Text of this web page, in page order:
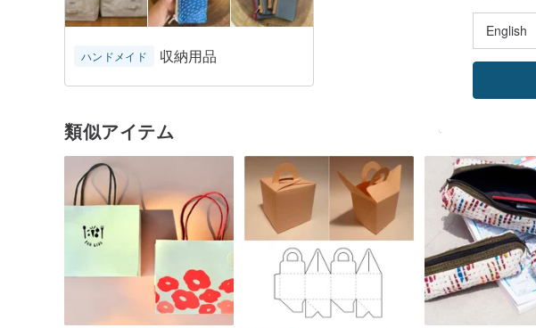
ハンドメイド 収納用品
類似アイテム